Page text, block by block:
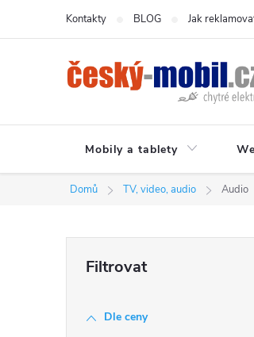
Kontakty BLOG Jak
Mobily a tablety
Domů TV, video, audio Audio
Dle ceny